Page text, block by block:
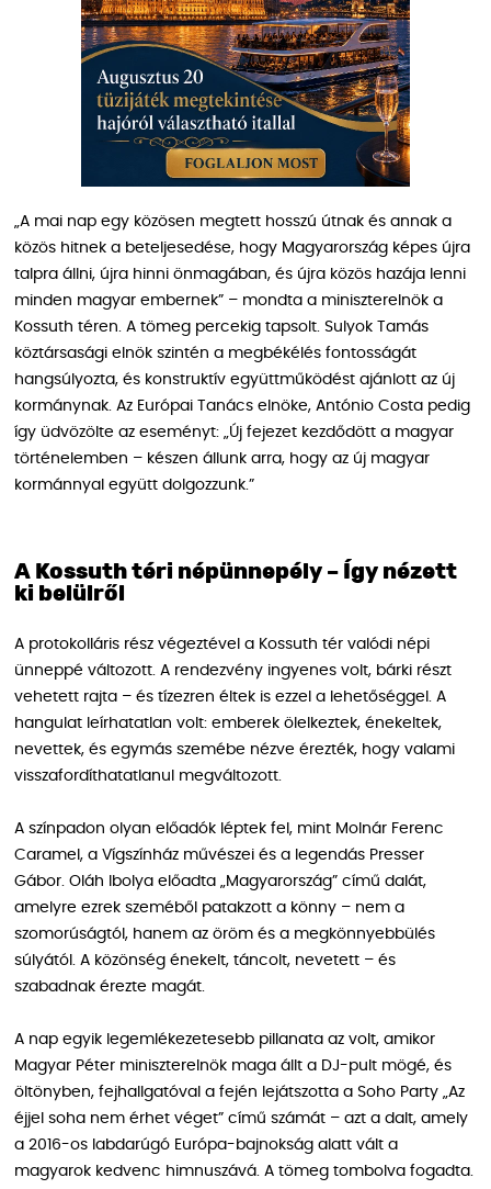
„A mai nap egy közösen megtett hosszú útnak és annak a
közös hitnek a beteljesedése, hogy Magyarország képes újra
talpra állni, újra hinni önmagában, és újra közös hazája lenni
minden magyar embernek” – mondta a miniszterelnök a
Kossuth téren. A tömeg percekig tapsolt. Sulyok Tamás
köztársasági elnök szintén a megbékélés fontosságát
hangsúlyozta, és konstruktív együttműködést ajánlott az új
kormánynak. Az Európai Tanács elnöke, António Costa pedig
így üdvözölte az eseményt: „Új fejezet kezdődött a magyar
történelemben – készen állunk arra, hogy az új magyar
kormánnyal együtt dolgozzunk.”
A Kossuth téri népünnepély – Így nézett
ki belülről
A protokolláris rész végeztével a Kossuth tér valódi népi
ünneppé változott. A rendezvény ingyenes volt, bárki részt
vehetett rajta – és tízezren éltek is ezzel a lehetőséggel. A
hangulat leírhatatlan volt: emberek ölelkeztek, énekeltek,
nevettek, és egymás szemébe nézve érezték, hogy valami
visszafordíthatatlanul megváltozott.
A színpadon olyan előadók léptek fel, mint Molnár Ferenc
Caramel, a Vígszínház művészei és a legendás Presser
Gábor. Oláh Ibolya előadta „Magyarország” című dalát,
amelyre ezrek szeméből patakzott a könny – nem a
szomorúságtól, hanem az öröm és a megkönnyebbülés
súlyától. A közönség énekelt, táncolt, nevetett – és
szabadnak érezte magát.
A nap egyik legemlékezetesebb pillanata az volt, amikor
Magyar Péter miniszterelnök maga állt a DJ-pult mögé, és
öltönyben, fejhallgatóval a fején lejátszotta a Soho Party „Az
éjjel soha nem érhet véget” című számát – azt a dalt, amely
a 2016-os labdarúgó Európa-bajnokság alatt vált a
magyarok kedvenc himnuszává. A tömeg tombolva fogadta.